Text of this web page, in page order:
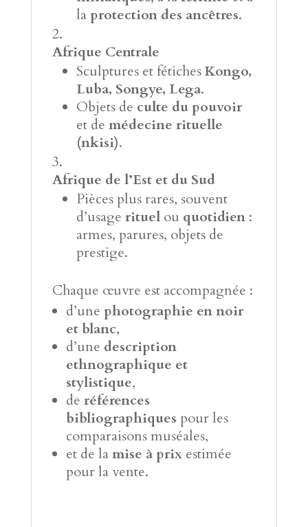
laprotection des ancêtres.
Afrique Centrale
Sculptures et fétichesKongo,
Luba, Songye, Lega.
Objets de culte du pouvoir
et de médecine rituelle
(nkisi).
Afrique de l’Est et du Sud
Pièces plus rares, souvent
d’usage rituelou quotidien:
armes, parures, objets de
prestige.
Chaque œuvre est accompagnée :
d’une photographie en noir
et blanc,
d’une description
ethnographique et
stylistique,
de références
bibliographiques pour les
comparaisons muséales,
et de lamise à prixestimée
pour la vente.